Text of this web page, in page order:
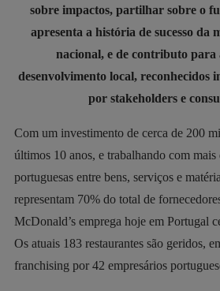
sobre impactos, partilhar sobre o
apresenta a história de sucesso da
nacional, e de contributo para
desenvolvimento local, reconhecidos
por stakeholders e
Com um investimento de cerca de 200
últimos 10 anos, e trabalhando com mais
portuguesas entre bens, serviços e
representam 70% do total de
McDonald’s emprega hoje em Portugal
Os atuais 183 restaurantes são geridos,
franchising por 42 empresários